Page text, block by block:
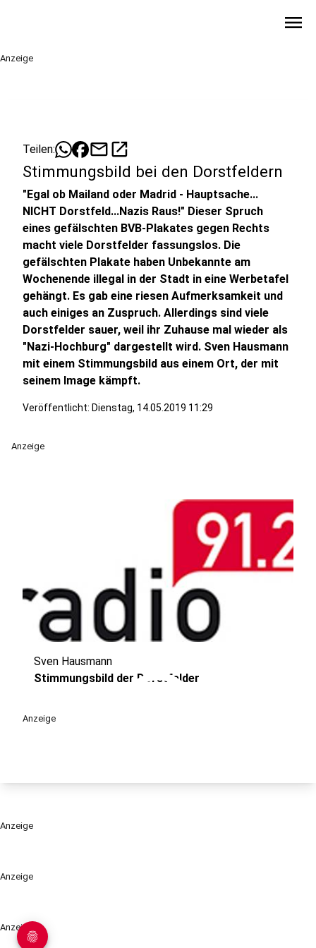
menu
Anzeige
Anzeige
Anzeige
Teilen: mailopen_in_new
Stimmungsbild bei den Dorstfeldern
"Egal ob Mailand oder Madrid - Hauptsache...
NICHT Dorstfeld...Nazis Raus!" Dieser Spruch
eines gefälschten BVB-Plakates gegen Rechts
macht viele Dorstfelder fassungslos. Die
gefälschten Plakate haben Unbekannte am
Wochenende illegal in der Stadt in eine Werbetafel
gehängt. Es gab eine riesen Aufmerksamkeit und
auch einiges an Zuspruch. Allerdings sind viele
Dorstfelder sauer, weil ihr Zuhause mal wieder als
"Nazi-Hochburg" dargestellt wird. Sven Hausmann
mit einem Stimmungsbild aus einem Ort, der mit
seinem Image kämpft.
Veröffentlicht: Dienstag, 14.05.2019 11:29
Anzeige
play_circle
Sven Hausmann
Stimmungsbild der Dorstfelder
Anzeige
Anzeige